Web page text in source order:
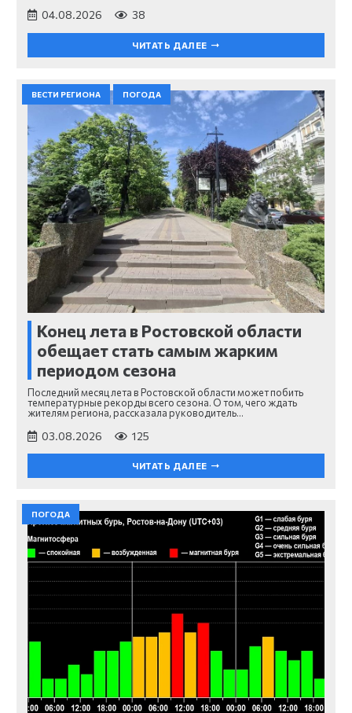
04.08.2026 38
ЧИТАТЬ ДАЛЕЕ
ВЕСТИ РЕГИОНА ПОГОДА
Конец лета в Ростовской области
обещает стать самым жарким
периодом сезона
Последний месяц лета в Ростовской области может побить
температурные рекорды всего сезона. О том, чего ждать
жителям региона, рассказала руководитель…
03.08.2026 125
ЧИТАТЬ ДАЛЕЕ
ПОГОДА